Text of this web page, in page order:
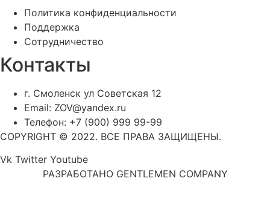
Политика конфиденциальности
Поддержка
Сотрудничество
Контакты
г. Смоленск ул Советская 12
Email: ZOV@yandex.ru
Телефон: +7 (900) 999 99-99
COPYRIGHT © 2022. ВСЕ ПРАВА ЗАЩИЩЕНЫ.
Vk Twitter Youtube
РАЗРАБОТАНО GENTLEMEN COMPANY